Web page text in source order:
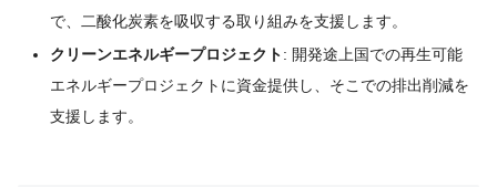
で、二酸化炭素を吸収する取り組みを支援します。
クリーンエネルギープロジェクト: 開発途上国での再生可能
エネルギープロジェクトに資金提供し、そこでの排出削減を
支援します。